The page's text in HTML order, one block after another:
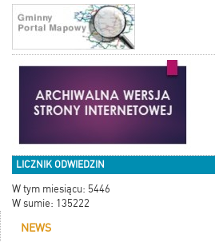
LICZNIK ODWIEDZIN
W tym miesiącu: 5446
W sumie: 135222
NEWS